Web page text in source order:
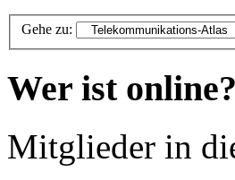
Gehe zu:
Wer ist online?
Mitglieder in